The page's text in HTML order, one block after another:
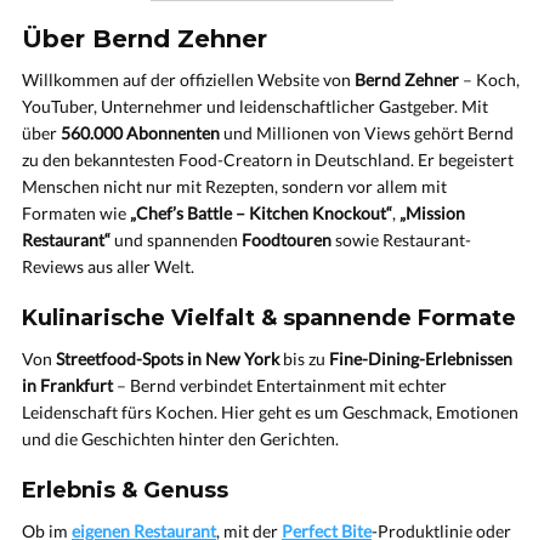
Über Bernd Zehner
Willkommen auf der offiziellen Website von Bernd Zehner – Koch,
YouTuber, Unternehmer und leidenschaftlicher Gastgeber. Mit
über560.000 Abonnentenund Millionen von Views gehört Bernd
zu den bekanntesten Food-Creatorn in Deutschland. Er begeistert
Menschen nicht nur mit Rezepten, sondern vor allem mit
Formaten wie „Chef’s Battle – Kitchen Knockout“, „Mission
Restaurant“und spannenden Foodtourensowie Restaurant-
Reviews aus aller Welt.
Kulinarische Vielfalt & spannende Formate
Von Streetfood-Spots in New Yorkbis zu Fine-Dining-Erlebnissen
in Frankfurt– Bernd verbindet Entertainment mit echter
Leidenschaft fürs Kochen. Hier geht es um Geschmack, Emotionen
und die Geschichten hinter den Gerichten.
Erlebnis & Genuss
Ob im eigenen Restaurant, mit der Perfect Bite-Produktlinie oder